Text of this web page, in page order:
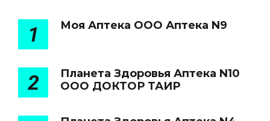
1 Моя Аптека ООО Аптека N9
2
Планета Здоровья Аптека N10
ООО ДОКТОР ТАИР